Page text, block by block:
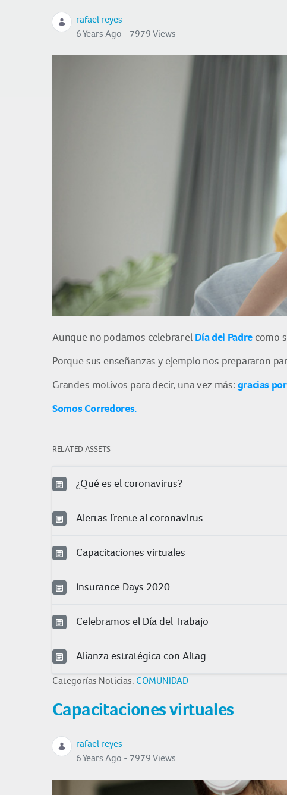
rafael reyes
6 Years Ago - 7979 Views
Aunque no podamos celebrar el Día del Padrecomo
Porque sus enseñanzas y ejemplo nos prepararon
Grandes motivos para decir, una vez más: gracias
Somos Corredores.
RELATED ASSETS
¿Qué es el coronavirus?
Alertas frente al coronavirus
Capacitaciones virtuales
Insurance Days 2020
Celebramos el Día del Trabajo
Alianza estratégica con Altag
Categorías Noticias: COMUNIDAD
Capacitaciones virtuales
rafael reyes
6 Years Ago - 7979 Views